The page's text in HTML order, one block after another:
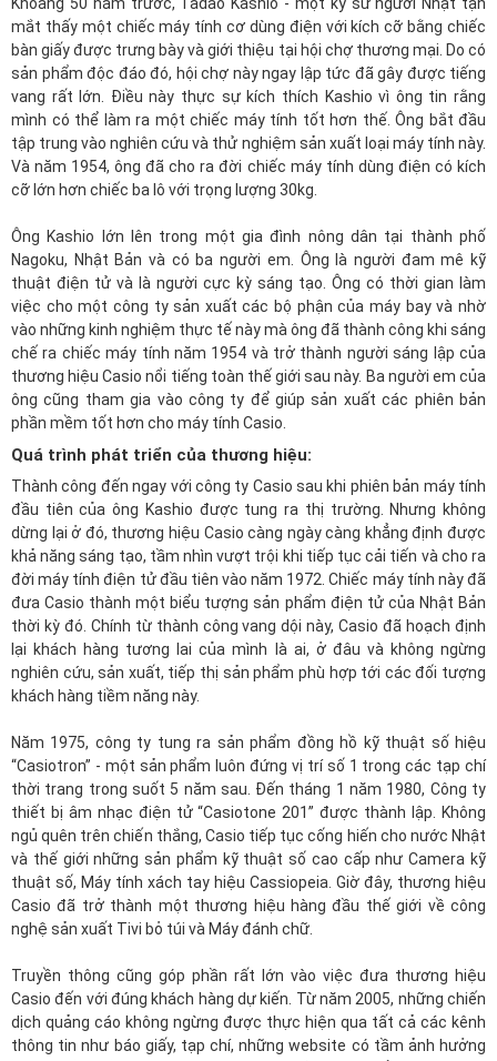
Khoảng 50 năm trước, Tadao Kashio - một kỹ sư người Nhật tận
mắt thấy một chiếc máy tính cơ dùng điện với kích cỡ bằng chiếc
bàn giấy được trưng bày và giới thiệu tại hội chợ thương mại. Do có
sản phẩm độc đáo đó, hội chợ này ngay lập tức đã gây được tiếng
vang rất lớn. Điều này thực sự kích thích Kashio vì ông tin rằng
mình có thể làm ra một chiếc máy tính tốt hơn thế. Ông bắt đầu
tập trung vào nghiên cứu và thử nghiệm sản xuất loại máy tính này.
Và năm 1954, ông đã cho ra đời chiếc máy tính dùng điện có kích
cỡ lớn hơn chiếc ba lô với trọng lượng 30kg.
Ông Kashio lớn lên trong một gia đình nông dân tại thành phố
Nagoku, Nhật Bản và có ba người em. Ông là người đam mê kỹ
thuật điện tử và là người cực kỳ sáng tạo. Ông có thời gian làm
việc cho một công ty sản xuất các bộ phận của máy bay và nhờ
vào những kinh nghiệm thực tế này mà ông đã thành công khi sáng
chế ra chiếc máy tính năm 1954 và trở thành người sáng lập của
thương hiệu Casio nổi tiếng toàn thế giới sau này. Ba người em của
ông cũng tham gia vào công ty để giúp sản xuất các phiên bản
phần mềm tốt hơn cho máy tính Casio.
Quá trình phát triển của thương hiệu:
Thành công đến ngay với công ty Casio sau khi phiên bản máy tính
đầu tiên của ông Kashio được tung ra thị trường. Nhưng không
dừng lại ở đó, thương hiệu Casio càng ngày càng khẳng định được
khả năng sáng tạo, tầm nhìn vượt trội khi tiếp tục cải tiến và cho ra
đời máy tính điện tử đầu tiên vào năm 1972. Chiếc máy tính này đã
đưa Casio thành một biểu tượng sản phẩm điện tử của Nhật Bản
thời kỳ đó. Chính từ thành công vang dội này, Casio đã hoạch định
lại khách hàng tương lai của mình là ai, ở đâu và không ngừng
nghiên cứu, sản xuất, tiếp thị sản phẩm phù hợp tới các đối tượng
khách hàng tiềm năng này.
Năm 1975, công ty tung ra sản phẩm đồng hồ kỹ thuật số hiệu
“Casiotron” - một sản phẩm luôn đứng vị trí số 1 trong các tạp chí
thời trang trong suốt 5 năm sau. Đến tháng 1 năm 1980, Công ty
thiết bị âm nhạc điện tử “Casiotone 201” được thành lập. Không
ngủ quên trên chiến thắng, Casio tiếp tục cống hiến cho nước Nhật
và thế giới những sản phẩm kỹ thuật số cao cấp như Camera kỹ
thuật số, Máy tính xách tay hiệu Cassiopeia. Giờ đây, thương hiệu
Casio đã trở thành một thương hiệu hàng đầu thế giới về công
nghệ sản xuất Tivi bỏ túi và Máy đánh chữ.
Truyền thông cũng góp phần rất lớn vào việc đưa thương hiệu
Casio đến với đúng khách hàng dự kiến. Từ năm 2005, những chiến
dịch quảng cáo không ngừng được thực hiện qua tất cả các kênh
thông tin như báo giấy, tạp chí, những website có tầm ảnh hưởng